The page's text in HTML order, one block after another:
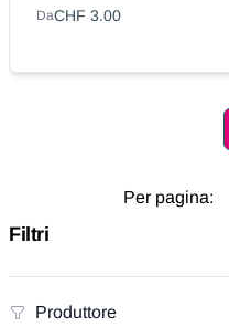
quadriennale con
quella biennale con
DaCHF 3.00
Per pagina:
Filtri
Produttore